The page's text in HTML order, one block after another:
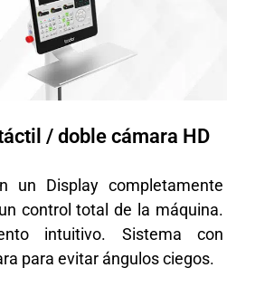
/ doble cámara HD
un Display completamente
control total de la máquina.
intuitivo. Sistema con
para evitar ángulos ciegos.